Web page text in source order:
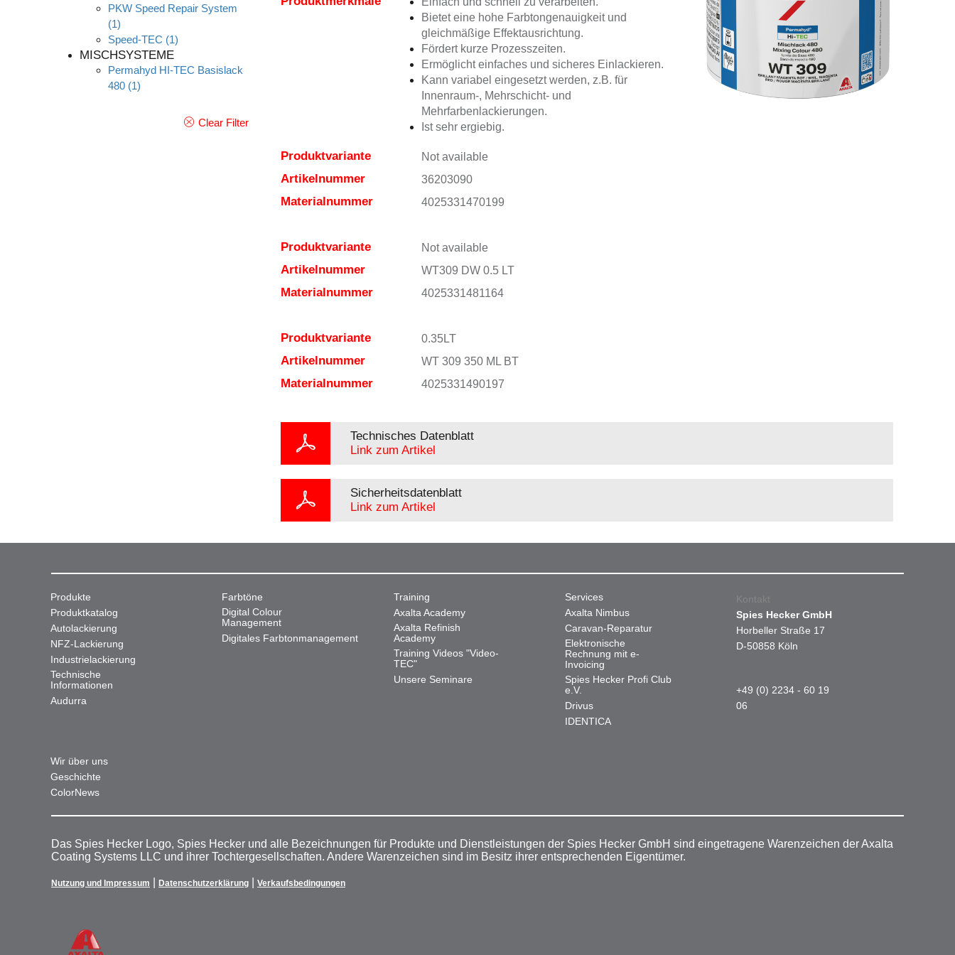
PKW Speed Repair System
(1)
Speed-TEC (1)
MISCHSYSTEME
Permahyd HI-TEC Basislack
480 (1)
Clear Filter
Bietet eine hohe Farbtongenauigkeit und
gleichmäßige Effektausrichtung.
Fördert kurze Prozesszeiten.
Ermöglicht einfaches und sicheres Einlackieren.
Kann variabel eingesetzt werden, z.B. für
Innenraum-, Mehrschicht- und
Mehrfarbenlackierungen.
Ist sehr ergiebig.
Produktvariante Not available
Artikelnummer 36203090
Materialnummer 4025331470199
Produktvariante Not available
Artikelnummer WT309 DW 0.5 LT
Materialnummer 4025331481164
Produktvariante 0.35LT
Artikelnummer WT 309 350 ML BT
Materialnummer 4025331490197
Technisches Datenblatt
Link zum Artikel
Sicherheitsdatenblatt
Link zum Artikel
Produkte
Produktkatalog
Autolackierung
NFZ-Lackierung
Industrielackierung
Technische
Informationen
Audurra
Farbtöne
Digital Colour
Management
Digitales Farbtonmanagement
Training
Axalta Academy
Axalta Refinish
Academy
Training Videos "Video-
TEC"
Unsere Seminare
Services
Axalta Nimbus
Caravan-Reparatur
Elektronische
Rechnung mit e-
Invoicing
Spies Hecker Profi Club
e.V.
Drivus
IDENTICA
Wir über uns
Geschichte
ColorNews
Kontakt
Spies Hecker GmbH
Horbeller Straße 17
D-50858 Köln
+49 (0) 2234 - 60 19
06
Das Spies Hecker Logo, Spies Hecker und alle Bezeichnungen für Produkte und Dienstleistungen der Spies Hecker GmbH sind eingetragene Warenzeichen der Axalta
Coating Systems LLC und ihrer Tochtergesellschaften. Andere Warenzeichen sind im Besitz ihrer entsprechenden Eigentümer.
Nutzung und Impressum Datenschutzerklärung Verkaufsbedingungen